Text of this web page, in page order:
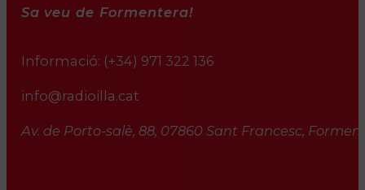
Sa veu de Formentera!
Informació: (+34) 971 322 136
info@radioilla.cat
Av. de Porto-salè, 88, 07860 Sant Francesc,